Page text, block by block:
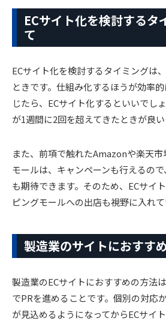
ECサイト化を検討するタ
て
ECサイト化を検討するタイミングは
ときです。仕組み化するほうが効率
じたら、ECサイト化するといいでし
が1週間に2回を超えてきたときが良い
また、前項で触れたAmazonや楽天
モールは、キャンペーンも行えるの
も期待できます。そのため、ECサイ
ピングモールへの出店も視野に入れて
製造業のサイトにおすす
製造業のECサイトにおすすめの方法
でPRを進めることです。個別の対応
が見込めるようになってからECサイ